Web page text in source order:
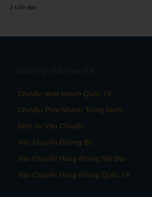
2 tuần ago
DỊCH VỤ VẬN CHUYỂN
Chuyển phát nhanh Quốc Tế
Chuyển Phát Nhanh Trong Nước
Dịch Vụ Vận Chuyển
Vận Chuyển Đường Bộ
Vận Chuyển Hàng Không Nội Địa
Vận Chuyển Hàng Không Quốc Tế